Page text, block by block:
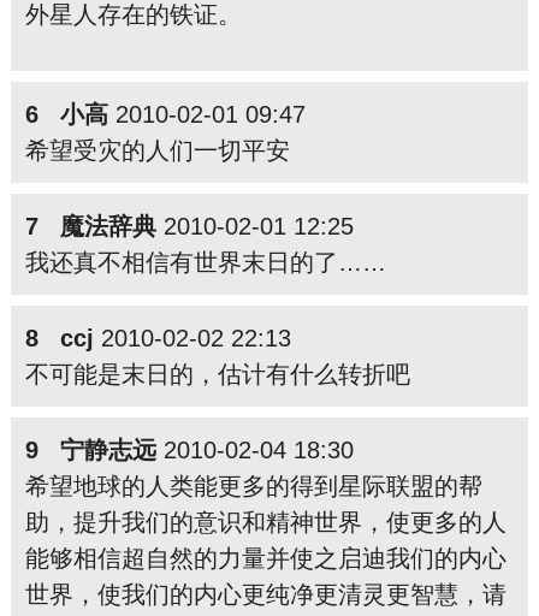
外星人存在的铁证。
6 小高2010-02-01 09:47
希望受灾的人们一切平安
7 魔法辞典2010-02-01 12:25
我还真不相信有世界末 日的了……
8 ccj 2010-02-02 22:13
不可能是末日的，估计有什么转折吧
9 宁静志远2010-02-04 18:30
希望地球的人类能更多的得到星际联盟的帮
助，提升我们的意识和精神世界，使更多的人
能够相信超自然的力量并使之启迪我们的内心
世界，使我们的内心更纯净更清灵更智慧，请